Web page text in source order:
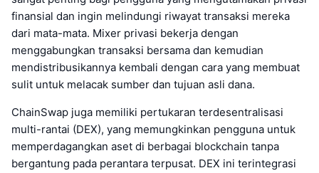
finansial dan ingin melindungi riwayat transaksi mereka
dari mata-mata. Mixer privasi bekerja dengan
menggabungkan transaksi bersama dan kemudian
mendistribusikannya kembali dengan cara yang membuat
sulit untuk melacak sumber dan tujuan asli dana.
ChainSwap juga memiliki pertukaran terdesentralisasi
multi-rantai (DEX), yang memungkinkan pengguna untuk
memperdagangkan aset di berbagai blockchain tanpa
bergantung pada perantara terpusat. DEX ini terintegrasi